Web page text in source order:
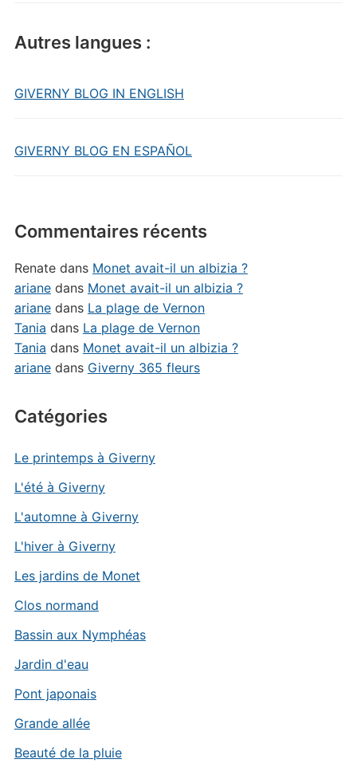
Autres langues :
GIVERNY BLOG IN ENGLISH
GIVERNY BLOG EN ESPAÑOL
Commentaires récents
Renatedans Monet avait-il un albizia ?
arianedans Monet avait-il un albizia ?
arianedans La plage de Vernon
Tania dans La plage de Vernon
Tania dans Monet avait-il un albizia ?
arianedans Giverny 365 fleurs
Catégories
Le printemps à Giverny
L'été à Giverny
L'automne à Giverny
L'hiver à Giverny
Les jardins de Monet
Clos normand
Bassin aux Nymphéas
Jardin d'eau
Pont japonais
Grande allée
Beauté de la pluie